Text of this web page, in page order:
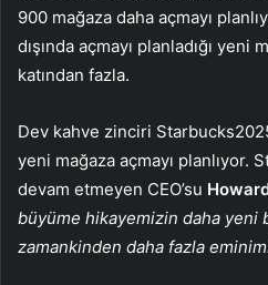
900 mağaza daha açmayı
dışında açmayı planladığı yeni
katından fazla.
Dev kahve zinciri Starbucks
yeni mağaza açmayı planlıyor.
devam etmeyen CEO’su
büyüme hikayemizin daha yeni
zamankinden daha fazla